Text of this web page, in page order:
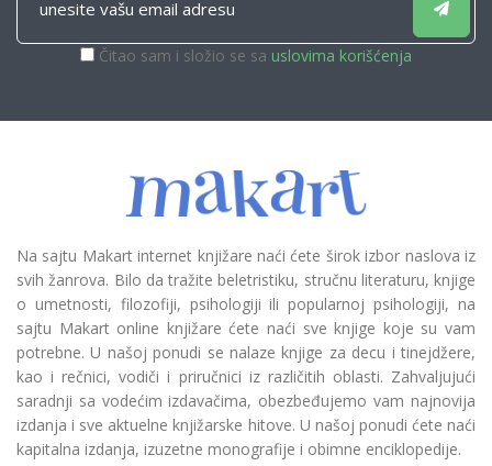
Čitao sam i složio se sa uslovima korišćenja
Na sajtu Makart internet knjižare naći ćete širok izbor naslova iz
svih žanrova. Bilo da tražite beletristiku, stručnu literaturu, knjige
o umetnosti, filozofiji, psihologiji ili popularnoj psihologiji, na
sajtu Makart online knjižare ćete naći sve knjige koje su vam
potrebne. U našoj ponudi se nalaze knjige za decu i tinejdžere,
kao i rečnici, vodiči i priručnici iz različitih oblasti. Zahvaljujući
saradnji sa vodećim izdavačima, obezbeđujemo vam najnovija
izdanja i sve aktuelne knjižarske hitove. U našoj ponudi ćete naći
kapitalna izdanja, izuzetne monografije i obimne enciklopedije.